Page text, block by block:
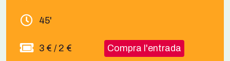
45'
3 € / 2 € Compra l'entrada